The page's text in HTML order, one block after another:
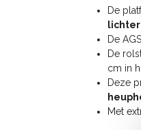
De
lichter
De
De
cm in
Deze
Met